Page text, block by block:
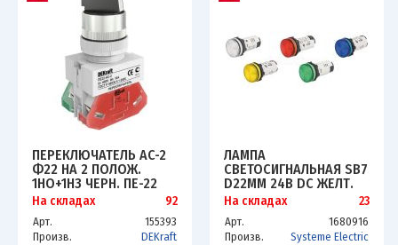
ПЕРЕКЛЮЧАТЕЛЬ AC-2
Ф22 НА 2 ПОЛОЖ.
1НО+1НЗ ЧЕРН. ПЕ-22
DEKRAFT 25051DEK
На складах 92
Арт.
155393
Произв.
DEKraft
ЛАМПА
СВЕТОСИГНАЛЬНАЯ SB7
D22ММ 24В DC ЖЕЛТ.
МОНОБЛОЧНАЯ SE
SB7EV08BP
На складах 23
Арт.
1680916
Произв.
Systeme Electric